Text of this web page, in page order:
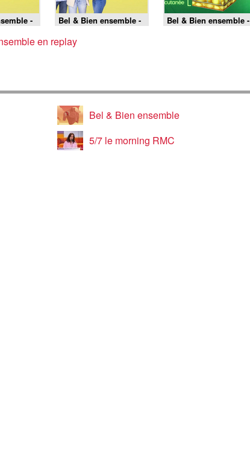
- Bel & Bien ensemble -
03/08/2026
Bel & Bien ensemble -
31/07/2026
en replay
Bel & Bien ensemble
5/7 le morning RMC